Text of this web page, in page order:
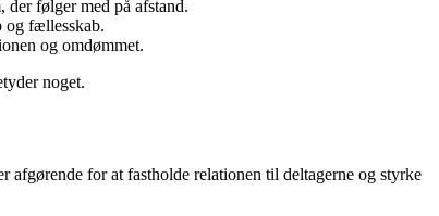
der følger med på afstand.
og fællesskab.
og omdømmet.
noget.
for at fastholde relationen til deltagerne og styrke